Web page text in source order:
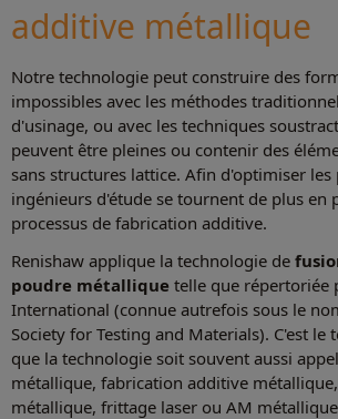
additive métallique
Notre technologie peut construire des
impossibles avec les méthodes
d'usinage, ou avec les techniques
peuvent être pleines ou contenir des
sans structures lattice. Afin d'optimiser les
ingénieurs d'étude se tournent de plus en
processus de fabrication additive.
Renishaw applique la technologie de
poudre métallique telle que répertoriée
International (connue autrefois sous le
Society for Testing and Materials). C'est le
que la technologie soit souvent aussi
métallique, fabrication additive
métallique, frittage laser ou AM